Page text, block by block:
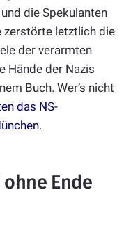
die Spekulanten
zerstörte letztlich die
der verarmten
Hände der Nazis
Buch. Wer’s nicht
das NS-
.
Ende